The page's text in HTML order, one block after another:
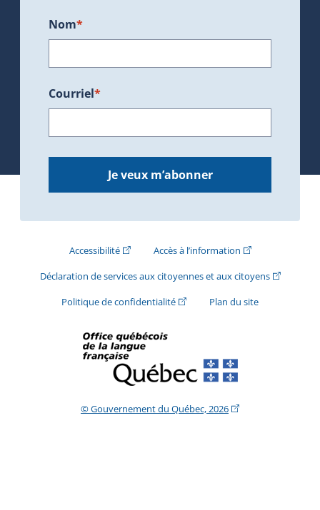
Nom*
Courriel*
Je veux m’abonner
Accessibilité(Cet hyperlien externe s'ouvrira dans une
Accès à l’information(Cet hyperlien
Déclaration de services aux citoyennes et aux citoyens(Cet
Politique de confidentialité(Cet hyperlien externe s'ouvrira
Plan du site
© Gouvernement du Québec, 2026(Cet hyperlien